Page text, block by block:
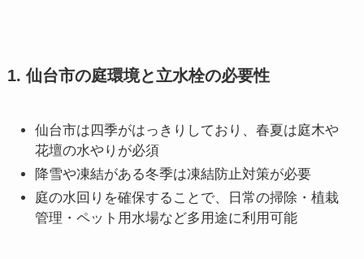
1. 仙台市の庭環境と立水栓の必要性
仙台市は四季がはっきりしており、春夏は庭木や
花壇の水やりが必須
降雪や凍結がある冬季は凍結防止対策が必要
庭の水回りを確保することで、日常の掃除・植栽
管理・ペット用水場など多用途に利用可能